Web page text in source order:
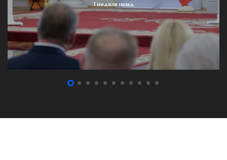
1 неделя назад